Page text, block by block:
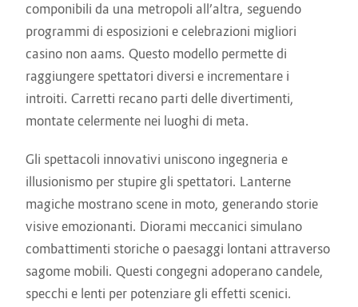
componibili da una metropoli all’altra, seguendo
programmi di esposizioni e celebrazioni migliori
casino non aams. Questo modello permette di
raggiungere spettatori diversi e incrementare i
introiti. Carretti recano parti delle divertimenti,
montate celermente nei luoghi di meta.
Gli spettacoli innovativi uniscono ingegneria e
illusionismo per stupire gli spettatori. Lanterne
magiche mostrano scene in moto, generando storie
visive emozionanti. Diorami meccanici simulano
combattimenti storiche o paesaggi lontani attraverso
sagome mobili. Questi congegni adoperano candele,
specchi e lenti per potenziare gli effetti scenici.